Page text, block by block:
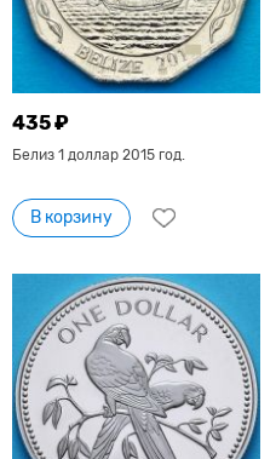
435 ₽
Белиз 1 доллар 2015 год.
В корзину